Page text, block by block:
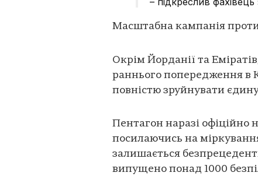
Масштабна кампанія проти
Окрім Йорданії та
раннього попередження в
повністю зруйнувати
Пентагон наразі офіційно
посилаючись на
залишається
випущено понад 1000